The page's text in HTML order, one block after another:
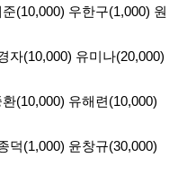
(10,000) 우한구(1,000) 원
자(10,000) 유미나(20,000)
(10,000) 유해련(10,000)
덕(1,000) 윤창규(30,000)